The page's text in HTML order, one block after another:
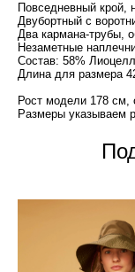
Повседневный крой,
Двубортный с
Два кармана-трубы,
Незаметные
Состав: 58%
Длина для размера
Рост модели 178 см,
Размеры указываем